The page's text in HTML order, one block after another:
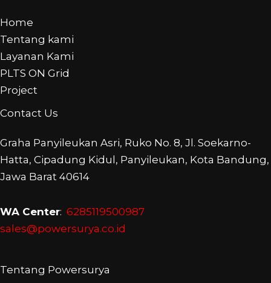
Home
Tentang kami
Layanan Kami
PLTS ON Grid
Project
Contact Us
Graha Panyileukan Asri, Ruko No. 8, Jl. Soekarno-
Hatta, Cipadung Kidul, Panyileukan, Kota Bandung,
Jawa Barat 40614
WA Center: 6285119500987
sales@powersurya.co.id
Tentang Powersurya